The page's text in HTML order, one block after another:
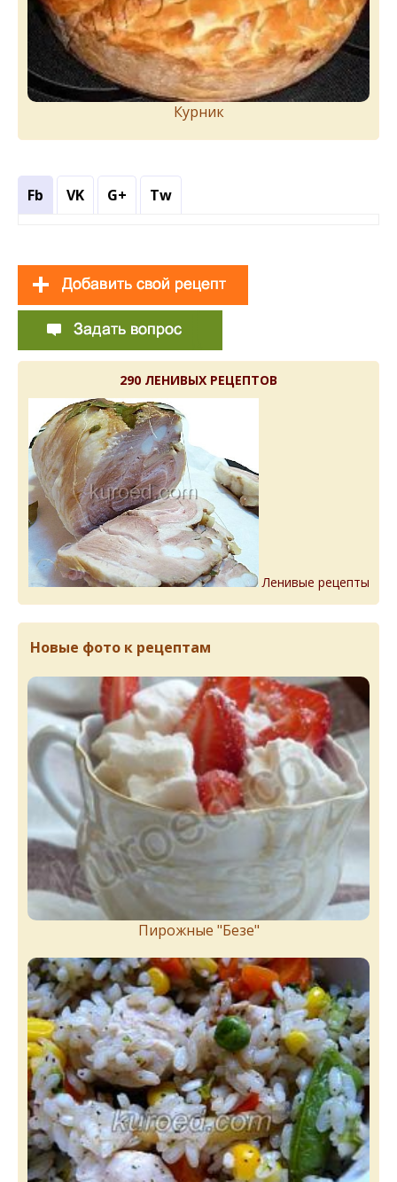
Курник
Fb VK G+ Tw
290 ЛЕНИВЫХ РЕЦЕПТОВ
Ленивые рецепты
Новые фото к рецептам
Пирожныe "Бeзe"